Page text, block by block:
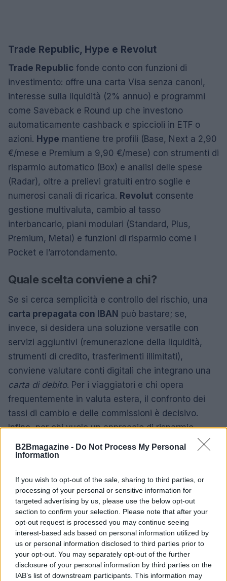
B2Bmagazine - Do Not Process My Personal
Information
If you wish to opt-out of the sale, sharing to third parties, or
processing of your personal or sensitive information for
targeted advertising by us, please use the below opt-out
section to confirm your selection. Please note that after your
opt-out request is processed you may continue seeing
interest-based ads based on personal information utilized by
us or personal information disclosed to third parties prior to
your opt-out. You may separately opt-out of the further
disclosure of your personal information by third parties on the
IAB’s list of downstream participants. This information may
Trade Republic, Hype e Revolut
Trade Republic fonde conto con funzioni di
investimento: offre una carta Visa senza canoni,
interesse sulla liquidità (2% annuo) e programmi
come Saveback e Round up che investono
automaticamente cashback e spiccioli in ETF o
azioni. Hype mantiene tre profili (Base, Next a 2,90
€/mese e Premium a 9,90 €/mese) con strumenti di
risparmio automatico (Box) e analisi delle spese
(Radar), oltre a prelievi gratuiti entro soglie e
numerosi canali di ricarica. Revolut consente
gestione multivaluta, cambio al tasso
interbancario, piani modulari (Standard, Plus,
Premium, Metal) e funzioni di risparmio come i
Pocket e l’arrotondamento.
Quale scelta conviene a chi?
Se si cerca semplicità e controllo del rischio, una
carta prepagata con IBAN può bastare; se,
invece, si desidera una soluzione versatile con
servizi aggiuntivi (remunerazione della liquidità,
strumenti di credito, trasferimenti illimitati),
conviene valutare conti digitali che integrano una
carta di debito. Per i viaggiatori e chi opera
frequentemente in valuta estera, il confronto dei
tassi di cambio e delle commissioni è decisivo.
Infine, per chi vuole un approccio di risparmio
automatico integrato, strumenti come Saveback o
Round up trasformano la spesa quotidiana in
Consigli pratici
Leggi sempre il foglio informativo, valuta i
massimali e prova l’app per verificare funzioni
come il freeze istantaneo o il blocco dei pagamenti
online. Se ti interessa il risparmio automatico,
verifica che il cashback venga effettivamente